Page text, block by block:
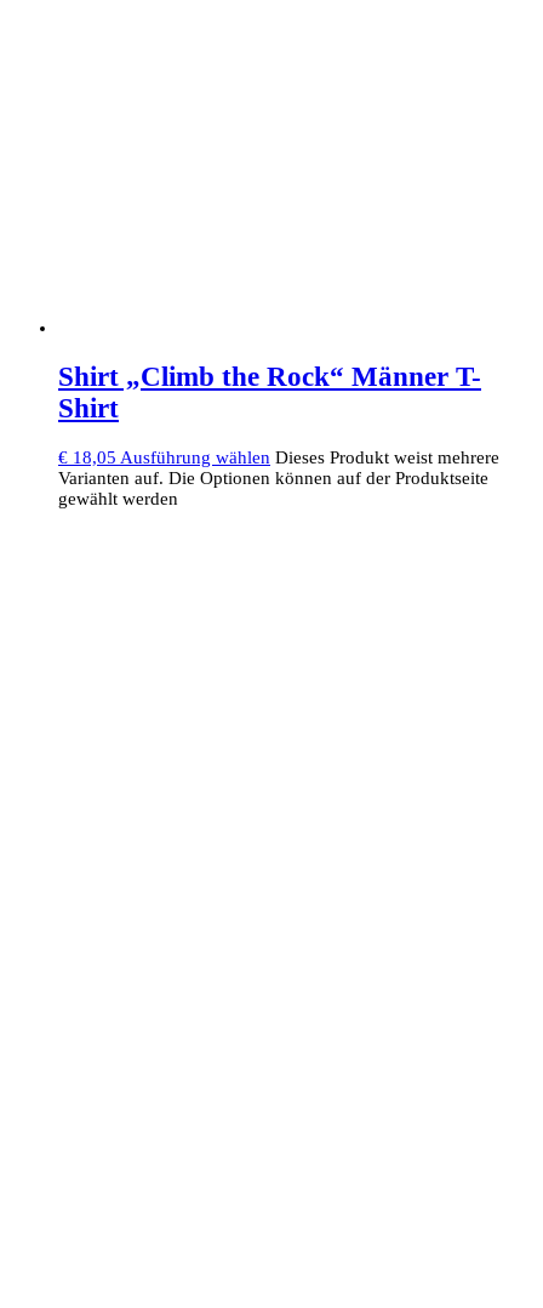
Shirt „Climb the Rock“ Männer T-
Shirt
€ 18,05 Ausführung wählen Dieses Produkt weist mehrere
Varianten auf. Die Optionen können auf der Produktseite
gewählt werden